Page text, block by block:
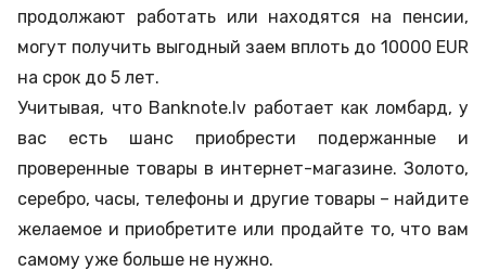
продолжают работать или находятся на пенсии,
могут получить выгодный заем вплоть до 10000 EUR
на срок до 5 лет.
Учитывая, что Banknote.lv работает как ломбард, у
вас есть шанс приобрести подержанные и
проверенные товары в интернет-магазине. Золото,
серебро, часы, телефоны и другие товары – найдите
желаемое и приобретите или продайте то, что вам
самому уже больше не нужно.